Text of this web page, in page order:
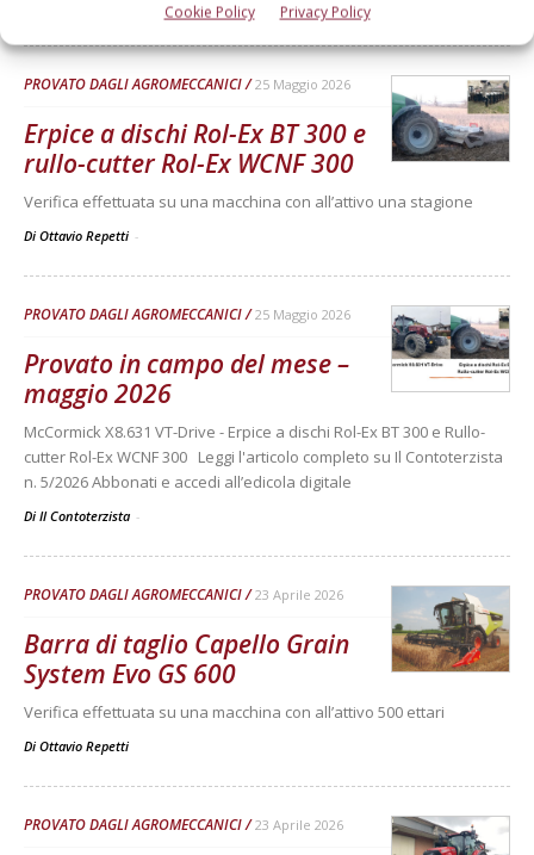
Cookie Policy Privacy Policy
PROVATO DAGLI AGROMECCANICI 25 Maggio 2026
Erpice a dischi Rol-Ex BT 300 e
rullo-cutter Rol-Ex WCNF 300
Verifica effettuata su una macchina con all’attivo una stagione
Di Ottavio Repetti -
PROVATO DAGLI AGROMECCANICI 25 Maggio 2026
Provato in campo del mese –
maggio 2026
McCormick X8.631 VT-Drive - Erpice a dischi Rol-Ex BT 300 e Rullo-
cutter Rol-Ex WCNF 300 Leggi l'articolo completo su Il Contoterzista
n. 5/2026 Abbonati e accedi all’edicola digitale
Di Il Contoterzista -
PROVATO DAGLI AGROMECCANICI 23 Aprile 2026
Barra di taglio Capello Grain
System Evo GS 600
Verifica effettuata su una macchina con all’attivo 500 ettari
Di Ottavio Repetti
PROVATO DAGLI AGROMECCANICI 23 Aprile 2026